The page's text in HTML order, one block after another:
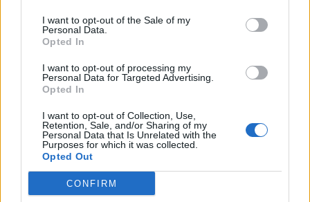
I want to opt-out of the Sale of my
Personal Data.
Opted In
I want to opt-out of processing my
Personal Data for Targeted Advertising.
Opted In
I want to opt-out of Collection, Use,
Retention, Sale, and/or Sharing of my
Personal Data that Is Unrelated with the
Purposes for which it was collected.
Opted Out
CONFIRM
Palabras Conectadas Respuesta de nivel 25661
Palabras Conectadas Respuesta de nivel 25662
Palabras Conectadas Respuesta de nivel 25664
Palabras Conectadas Respuesta de nivel 25665
Palabras Conectadas Respuesta de nivel 25666
Palabras Conectadas Respuesta de nivel 25667
Palabras Conectadas Respuesta de nivel 25668
Palabras Conectadas Respuesta de nivel 25669
Palabras Conectadas Respuesta de nivel 25670